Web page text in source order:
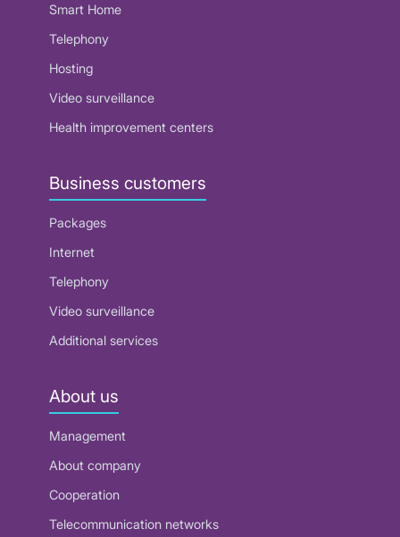
Smart Home
Telephony
Hosting
Video surveillance
Health improvement centers
Business customers
Packages
Internet
Telephony
Video surveillance
Additional services
About us
Management
About company
Cooperation
Telecommunication networks